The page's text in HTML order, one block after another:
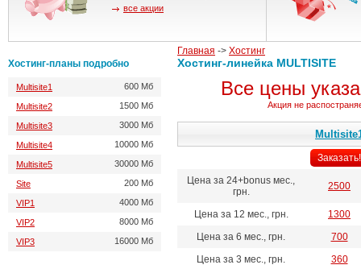
Главная -> Хостинг
Хостинг-линейка MULTISITE
Все цены
Акция не
Заказать!
Цена за 24+bonus мес.,
грн.
2500
Цена за 12 мес., грн.
1300
Цена за 6 мес., грн.
700
Цена за 3 мес., грн.
360
все акции
Хостинг-планы подробно
Multisite1 600 Мб
Multisite2 1500 Мб
Multisite3 3000 Мб
Multisite4 10000 Мб
Multisite5 30000 Мб
Site 200 Мб
VIP1 4000 Мб
VIP2 8000 Мб
VIP3 16000 Мб